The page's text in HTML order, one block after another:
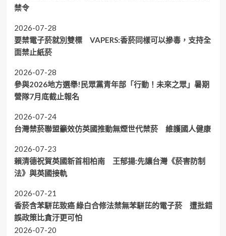
禁令
2026-07-28
要禁電子菸就別雙標 VAPERS:香菸同樣可以摻毒，支持全
面禁止紙菸
2026-07-28
參與2026地方選舉!民眾黨青年部「行動！未來之眾」暑期
營隊7月底截止報名
2026-07-24
台灣禁菸聯盟籲效仿英國推動無煙世代禁菸 維護國人健康
2026-07-23
賴清德祝賀英國新首相柏南 王郁揚:先讓台灣《菸害防制
法》與英國接軌
2026-07-21
香菸含苯駢芘致癌 綠白合修法禁無苯駢芘的電子菸 遭批錯
誤政策比貪汙更可怕
2026-07-20